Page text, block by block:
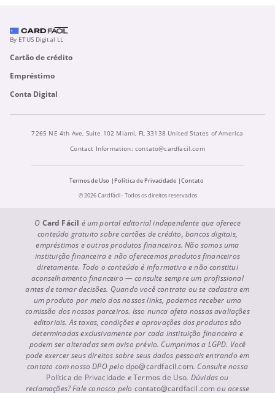
By ETUS Digital LL
Cartão de crédito
Empréstimo
Conta Digital
7265 NE 4th Ave, Suite 102 Miami, FL 33138 United States of America
Contact Information: contato@cardfacil.com
Termos de Uso Política de Privacidade
Contato
© 2026 Cardfácil - Todos os direitos reservados
O Card Fácil é um portal editorial independente que oferece
conteúdo gratuito sobre cartões de crédito, bancos digitais,
empréstimos e outros produtos financeiros. Não somos uma
instituição financeira e não oferecemos produtos financeiros
diretamente. Todo o conteúdo é informativo e não constitui
aconselhamento financeiro — consulte sempre um profissional
antes de tomar decisões. Quando você contrata ou se cadastra em
um produto por meio dos nossos links, podemos receber uma
comissão dos nossos parceiros. Isso nunca afeta nossas avaliações
editoriais. As taxas, condições e aprovações dos produtos são
determinadas exclusivamente por cada instituição financeira e
podem ser alteradas sem aviso prévio. Cumprimos a LGPD. Você
pode exercer seus direitos sobre seus dados pessoais entrando em
contato com nosso DPO pelo dpo@cardfacil.com. Consulte nossa
Política de Privacidade eTermos de Uso. Dúvidas ou
reclamações? Fale conosco pelo contato@cardfacil.comou acesse